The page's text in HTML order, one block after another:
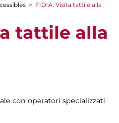
> FIDIA. Visita tattile alla
tattile alla
con operatori specializzati